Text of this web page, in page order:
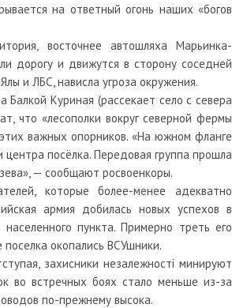
на ответный огонь наших «богов
восточнее автошляха Марьинка-
дорогу и движутся в сторону соседней
и ЛБС, нависла угроза окружения.
Куриная (рассекает село с севера
что «лесополки вокруг северной фермы
важных опорников. «На южном фланге
посёлка. Передовая группа прошла
— сообщают росвоенкоры.
которые более-менее адекватно
армия добилась новых успехов в
пункта. Примерно треть его
окопались ВСУшники.
захисники незалежностi минируют
во встречных боях стало меньше из-за
по-прежнему высока.